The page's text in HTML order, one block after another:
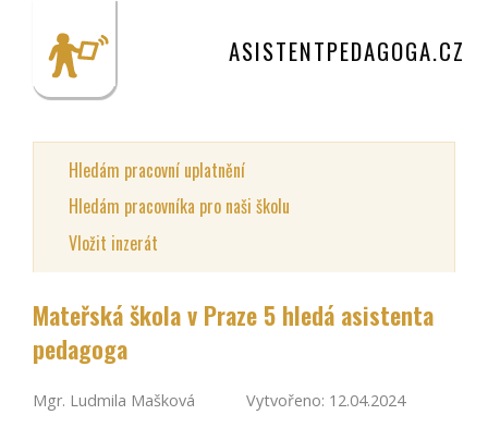
ASISTENTPEDAGOGA.CZ
Hledám pracovní uplatnění
Hledám pracovníka pro naši školu
Vložit inzerát
Mateřská škola v Praze 5 hledá asistenta
pedagoga
Mgr. Ludmila Mašková Vytvořeno: 12.04.2024